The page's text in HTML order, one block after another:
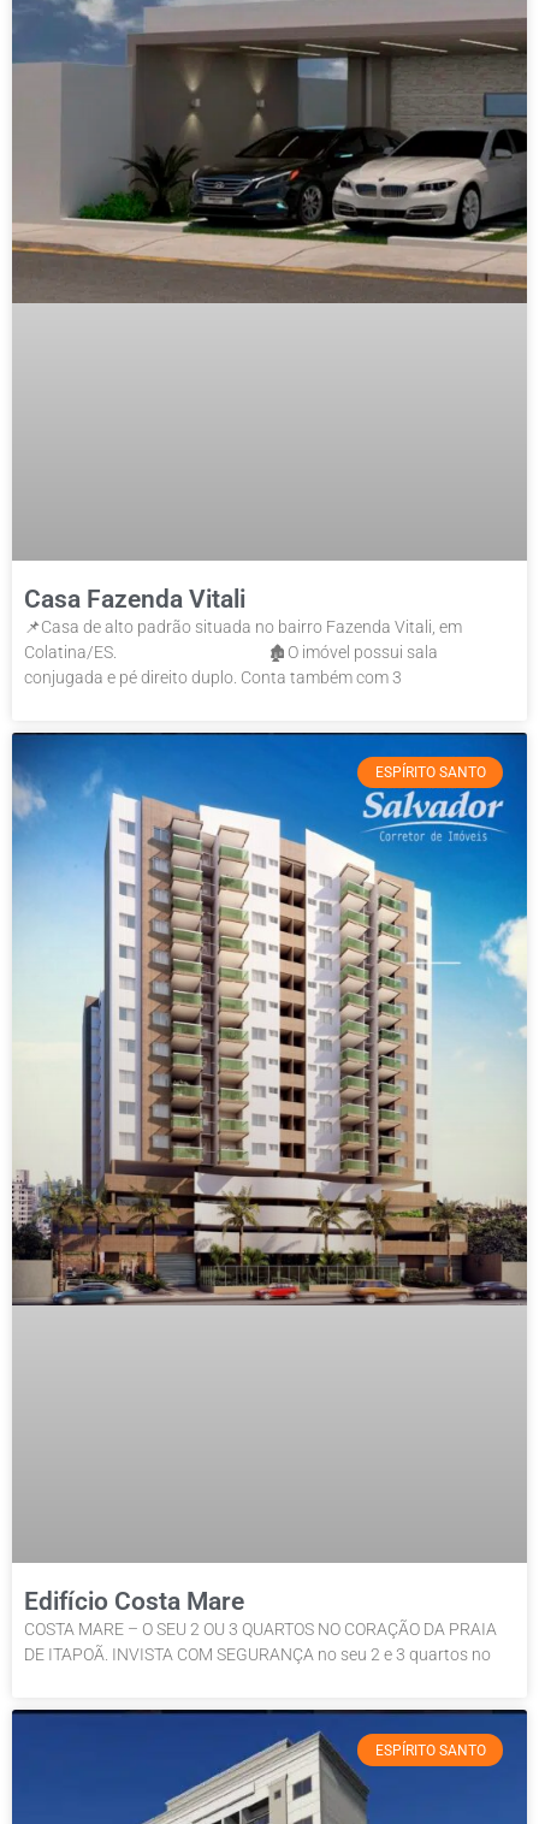
Casa Fazenda Vitali
📌Casa de alto padrão situada no bairro Fazenda Vitali, em
Colatina/ES. ⠀⠀⠀⠀⠀⠀⠀⠀⠀⠀⠀⠀ 🏚️O imóvel possui sala
conjugada e pé direito duplo. Conta também com 3
ESPÍRITO SANTO
Edifício Costa Mare
COSTA MARE – O SEU 2 OU 3 QUARTOS NO CORAÇÃO DA PRAIA
DE ITAPOÃ. INVISTA COM SEGURANÇA no seu 2 e 3 quartos no
ESPÍRITO SANTO